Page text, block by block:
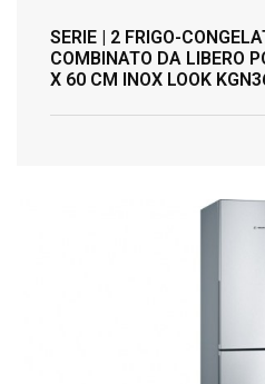
SERIE | 2 FRIGO-
COMBINATO DA LIBERO
X 60 CM INOX LOOK